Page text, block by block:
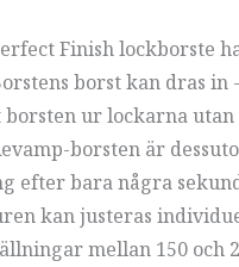
Finish lockborste
borst kan dras in
ur lockarna
borsten är
efter bara några
kan justeras
mellan 150 och